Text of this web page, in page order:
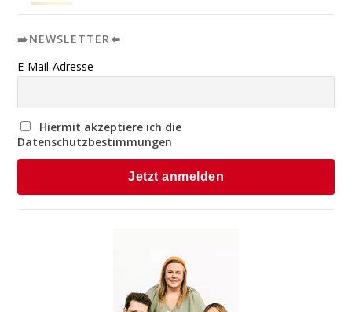
➡️NEWSLETTER⬅️
E-Mail-Adresse
Hiermit akzeptiere ich die
Datenschutzbestimmungen